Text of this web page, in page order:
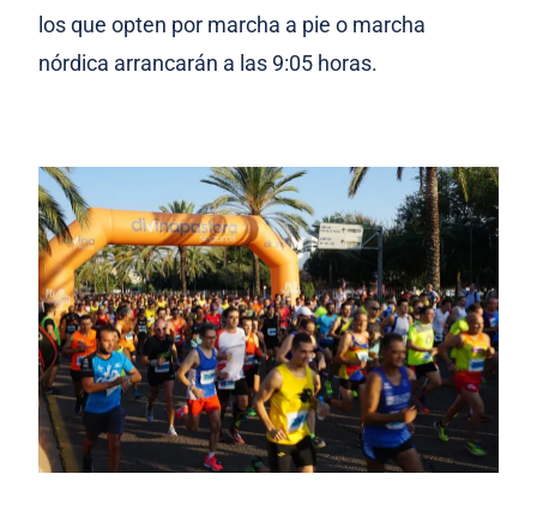
los que opten por marcha a pie o marcha
nórdica arrancarán a las 9:05 horas.